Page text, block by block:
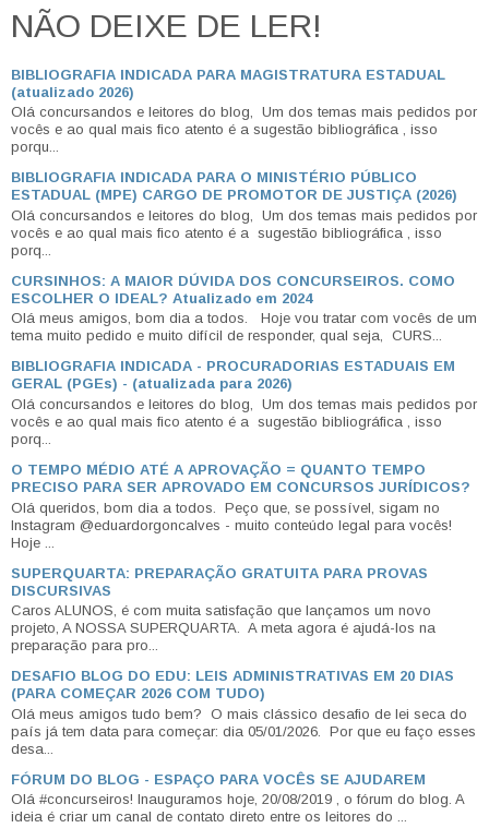
NÃO DEIXE DE LER!
BIBLIOGRAFIA INDICADA PARA MAGISTRATURA ESTADUAL
(atualizado 2026)
Olá concursandos e leitores do blog, Um dos temas mais pedidos por
vocês e ao qual mais fico atento é a sugestão bibliográfica , isso
porqu...
BIBLIOGRAFIA INDICADA PARA O MINISTÉRIO PÚBLICO
ESTADUAL (MPE) CARGO DE PROMOTOR DE JUSTIÇA (2026)
Olá concursandos e leitores do blog, Um dos temas mais pedidos por
vocês e ao qual mais fico atento é a sugestão bibliográfica , isso
porq...
CURSINHOS: A MAIOR DÚVIDA DOS CONCURSEIROS. COMO
ESCOLHER O IDEAL? Atualizado em 2024
Olá meus amigos, bom dia a todos. Hoje vou tratar com vocês de um
tema muito pedido e muito difícil de responder, qual seja, CURS...
BIBLIOGRAFIA INDICADA - PROCURADORIAS ESTADUAIS EM
GERAL (PGEs) - (atualizada para 2026)
Olá concursandos e leitores do blog, Um dos temas mais pedidos por
vocês e ao qual mais fico atento é a sugestão bibliográfica , isso
porq...
O TEMPO MÉDIO ATÉ A APROVAÇÃO = QUANTO TEMPO
PRECISO PARA SER APROVADO EM CONCURSOS JURÍDICOS?
Olá queridos, bom dia a todos. Peço que, se possível, sigam no
Instagram @eduardorgoncalves - muito conteúdo legal para vocês!
Hoje ...
SUPERQUARTA: PREPARAÇÃO GRATUITA PARA PROVAS
DISCURSIVAS
Caros ALUNOS, é com muita satisfação que lançamos um novo
projeto, A NOSSA SUPERQUARTA. A meta agora é ajudá-los na
preparação para pro...
DESAFIO BLOG DO EDU: LEIS ADMINISTRATIVAS EM 20 DIAS
(PARA COMEÇAR 2026 COM TUDO)
Olá meus amigos tudo bem? O mais clássico desafio de lei seca do
país já tem data para começar: dia 05/01/2026. Por que eu faço esses
desa...
FÓRUM DO BLOG - ESPAÇO PARA VOCÊS SE AJUDAREM
Olá #concurseiros! Inauguramos hoje, 20/08/2019 , o fórum do blog. A
ideia é criar um canal de contato direto entre os leitores do ...